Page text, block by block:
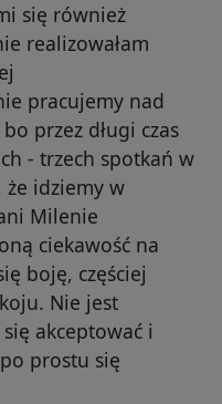
się również
realizowałam
pracujemy nad
przez długi czas
- trzech spotkań w
idziemy w
Milenie
ciekawość na
boję, częściej
Nie jest
akceptować i
prostu się